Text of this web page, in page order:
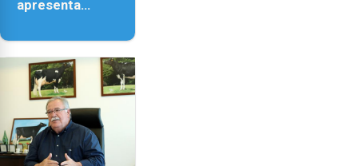
apresenta
Paisagem’